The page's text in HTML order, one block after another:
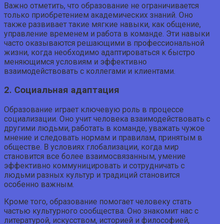
Важно отметить, что образование не ограничивается
только приобретением академических знаний. Оно
также развивает такие мягкие навыки, как общение,
управление временем и работа в команде. Эти навыки
часто оказываются решающими в профессиональной
жизни, когда необходимо адаптироваться к быстро
меняющимся условиям и эффективно
взаимодействовать с коллегами и клиентами.
2. Социальная адаптация
Образование играет ключевую роль в процессе
социализации. Оно учит человека взаимодействовать с
другими людьми, работать в команде, уважать чужое
мнение и следовать нормам и правилам, принятым в
обществе. В условиях глобализации, когда мир
становится все более взаимосвязанным, умение
эффективно коммуницировать и сотрудничать с
людьми разных культур и традиций становится
особенно важным.
Кроме того, образование помогает человеку стать
частью культурного сообщества. Оно знакомит нас с
литературой, искусством, историей и философией,